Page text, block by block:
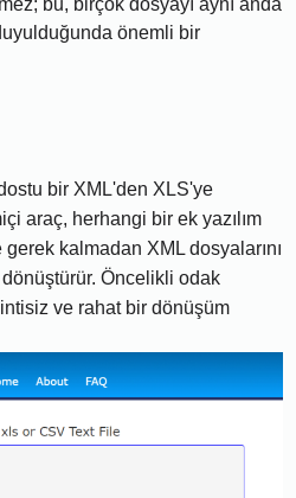
önemli bir
bir XML'den XLS'ye
araç, herhangi bir ek yazılım
kalmadan XML dosyalarını
Öncelikli odak
ve rahat bir dönüşüm